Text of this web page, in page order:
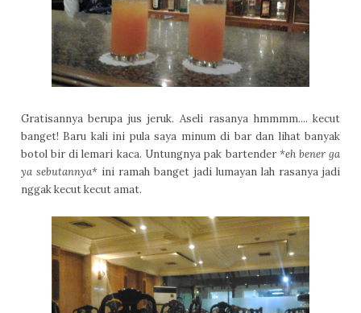
Gratisannya berupa jus jeruk. Aseli rasanya hmmmm.... kecut
banget! Baru kali ini pula saya minum di bar dan lihat banyak
botol bir di lemari kaca. Untungnya pak bartender *eh bener ga
ya sebutannya*ini ramah banget jadi lumayan lah rasanya jadi
nggak kecut kecut amat.